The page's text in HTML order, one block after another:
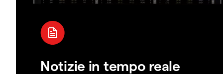
Notizie in tempo reale